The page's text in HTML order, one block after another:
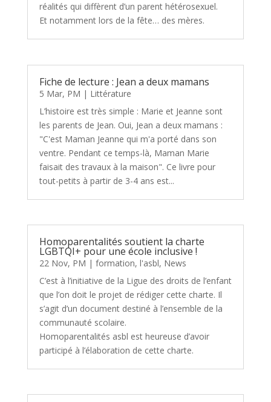
réalités qui diffèrent d’un parent hétérosexuel.
Et notamment lors de la fête… des mères.
Fiche de lecture : Jean a deux mamans
5 Mar, PM | Littérature
L’histoire est très simple : Marie et Jeanne sont
les parents de Jean. Oui, Jean a deux mamans :
"C'est Maman Jeanne qui m'a porté dans son
ventre. Pendant ce temps-là, Maman Marie
faisait des travaux à la maison". Ce livre pour
tout-petits à partir de 3-4 ans est...
Homoparentalités soutient la charte
LGBTQI+ pour une école inclusive !
22 Nov, PM | formation, l'asbl, News
C’est à l’initiative de la Ligue des droits de l’enfant
que l’on doit le projet de rédiger cette charte. Il
s’agit d’un document destiné à l’ensemble de la
communauté scolaire.
Homoparentalités asbl est heureuse d’avoir
participé à l’élaboration de cette charte.